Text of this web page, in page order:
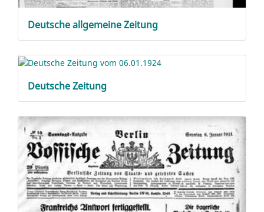
Deutsche allgemeine Zeitung
Deutsche Zeitung